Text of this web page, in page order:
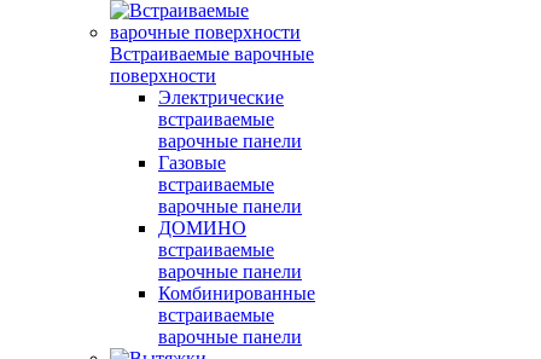
Встраиваемые варочные
поверхности
Электрические
встраиваемые
варочные панели
Газовые
встраиваемые
варочные панели
ДОМИНО
встраиваемые
варочные панели
Комбинированные
встраиваемые
варочные панели